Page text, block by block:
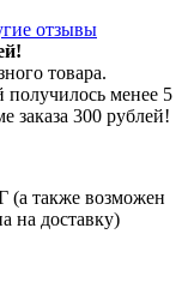
отзывы
товара.
получилось менее 5
заказа 300 рублей!
(а также возможен
на доставку)